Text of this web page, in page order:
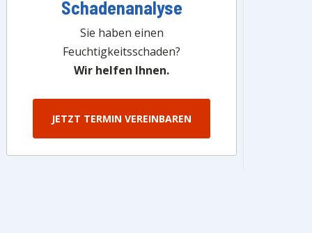
Schadenanalyse
Sie haben einen
Feuchtigkeitsschaden?
Wir helfen Ihnen.
JETZT TERMIN VEREINBAREN